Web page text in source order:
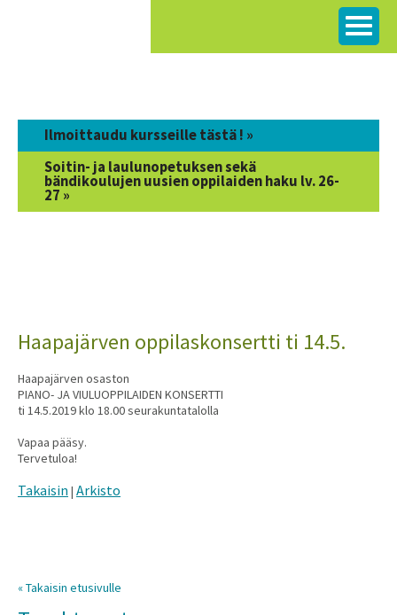
Ilmoittaudu kursseille tästä ! »
Soitin- ja laulunopetuksen sekä
bändikoulujen uusien oppilaiden haku lv. 26-
27 »
Haapajärven oppilaskonsertti ti 14.5.
Haapajärven osaston
PIANO- JA VIULUOPPILAIDEN KONSERTTI
ti 14.5.2019 klo 18.00 seurakuntatalolla
Vapaa pääsy.
Tervetuloa!
Takaisin | Arkisto
« Takaisin etusivulle